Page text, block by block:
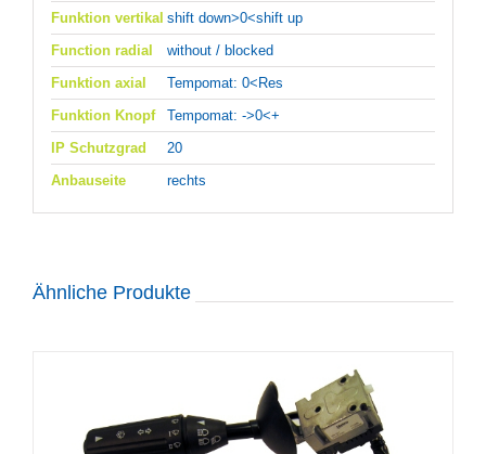
Funktion vertikal shift down>0<shift up
Function radial
without / blocked
Funktion axial
Tempomat: 0<Res
Funktion Knopf
Tempomat: ->0<+
IP Schutzgrad
20
Anbauseite
rechts
Ähnliche Produkte